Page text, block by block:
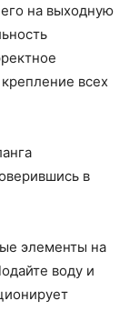
на выходную
всех
в
элементы на
воду и